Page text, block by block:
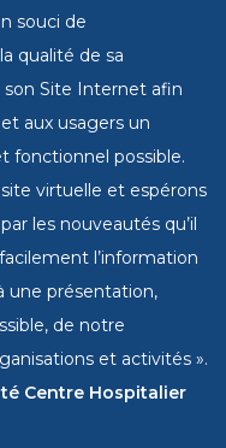
souci de
qualité de sa
Site Internet afin
aux usagers un
fonctionnel possible.
virtuelle et espérons
les nouveautés qu’il
l’information
une présentation,
de notre
et activités ».
Centre Hospitalier